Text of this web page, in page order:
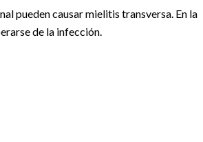
pueden causar mielitis transversa. En la
de la infección.